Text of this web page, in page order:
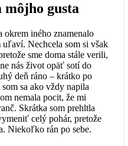
gusta
okrem iného znamenalo
uľaví. Nechcela som si však
sme doma stále verili,
nás život opäť sotí do
deň ráno – krátko po
sa ako vždy napila
nemala pocit, že mi
Skrátka som prehltla
celý pohár, pretože
Niekoľko rán po sebe.